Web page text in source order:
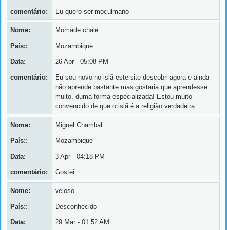
comentário: Eu quero ser moculmano
Nome: Momade chale
País:: Mozambique
Data: 26 Apr - 05:08 PM
comentário:
Eu sou novo no islã este site descobri agora e ainda
não aprende bastante mas gostaria que aprendesse
muito, duma forma especializada! Estou muito
convencido de que o islã é a religião verdadeira.
Nome: Miguel Chambal
País:: Mozambique
Data: 3 Apr - 04:18 PM
comentário: Gostei
Nome: veloso
País:: Desconhecido
Data: 29 Mar - 01:52 AM